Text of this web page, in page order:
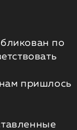
по
пришлось